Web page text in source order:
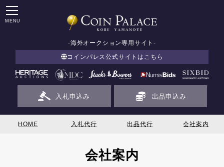
MENU
-海外オークション専用サイト-
コインパレス公式サイトはこちら
入札申込み 出品申込み
HOME 入札代行 出品代行 会社案内
会社案内